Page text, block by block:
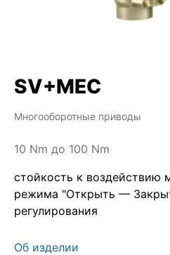
SV+MEC
Многооборотные приводы
10 Nm до 100 Nm
стойкость к воздействию
режима "Открыть —
регулирования
Об изделии